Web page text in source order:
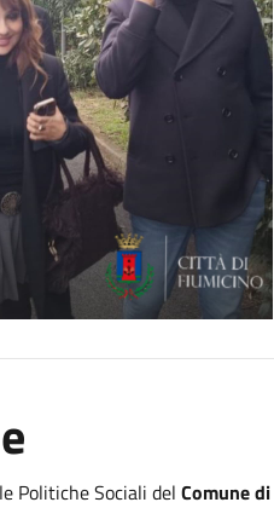
Politiche Sociali del Comune